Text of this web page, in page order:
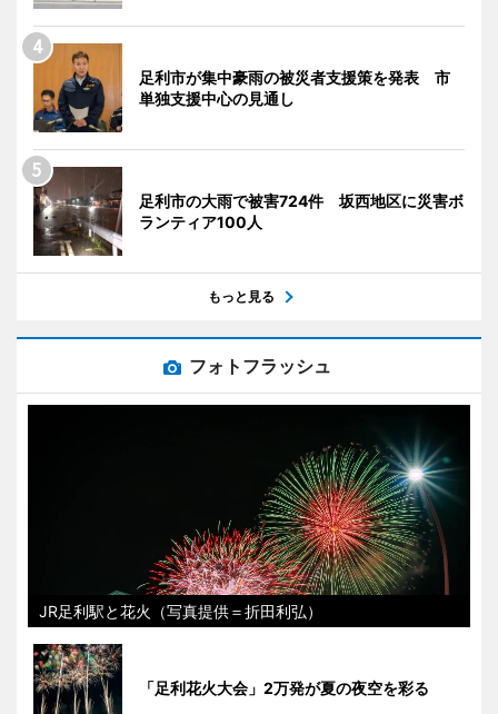
足利市が集中豪雨の被災者支援策を発表 市
単独支援中心の見通し
足利市の大雨で被害724件 坂西地区に災害ボ
ランティア100人
もっと見る
フォトフラッシュ
JR足利駅と花火（写真提供＝折田利弘）
「足利花火大会」2万発が夏の夜空を彩る